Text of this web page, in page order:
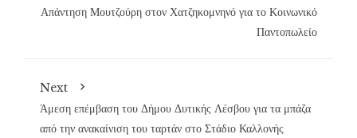
Απάντηση Μουτζούρη στον Χατζηκομνηνό για το Κοινωνικό
Παντοπωλείο
Next
Άμεση επέμβαση του Δήμου Δυτικής Λέσβου για τα μπάζα
από την ανακαίνιση του ταρτάν στο Στάδιο Καλλονής